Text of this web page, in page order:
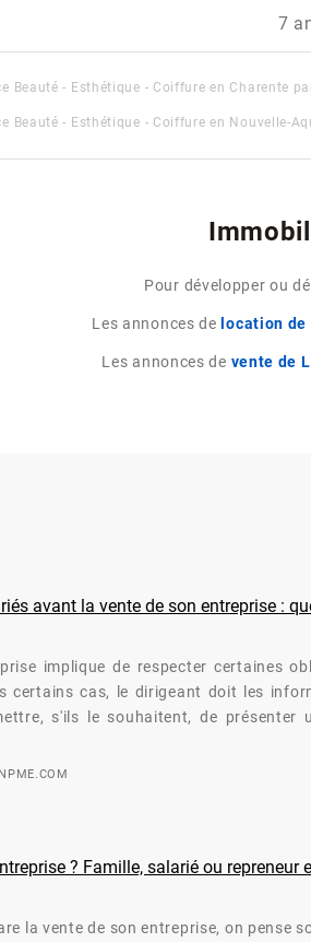
7
Beauté - Esthétique - Coiffure en Charente
Beauté - Esthétique - Coiffure en Nouvelle-
Pour développer ou
Les annonces de location
Les annonces de vente de
avant la vente de son entreprise :
implique de respecter certaines
certains cas, le dirigeant doit les
s'ils le souhaitent, de présenter
? Famille, salarié ou repreneur
la vente de son entreprise, on pense